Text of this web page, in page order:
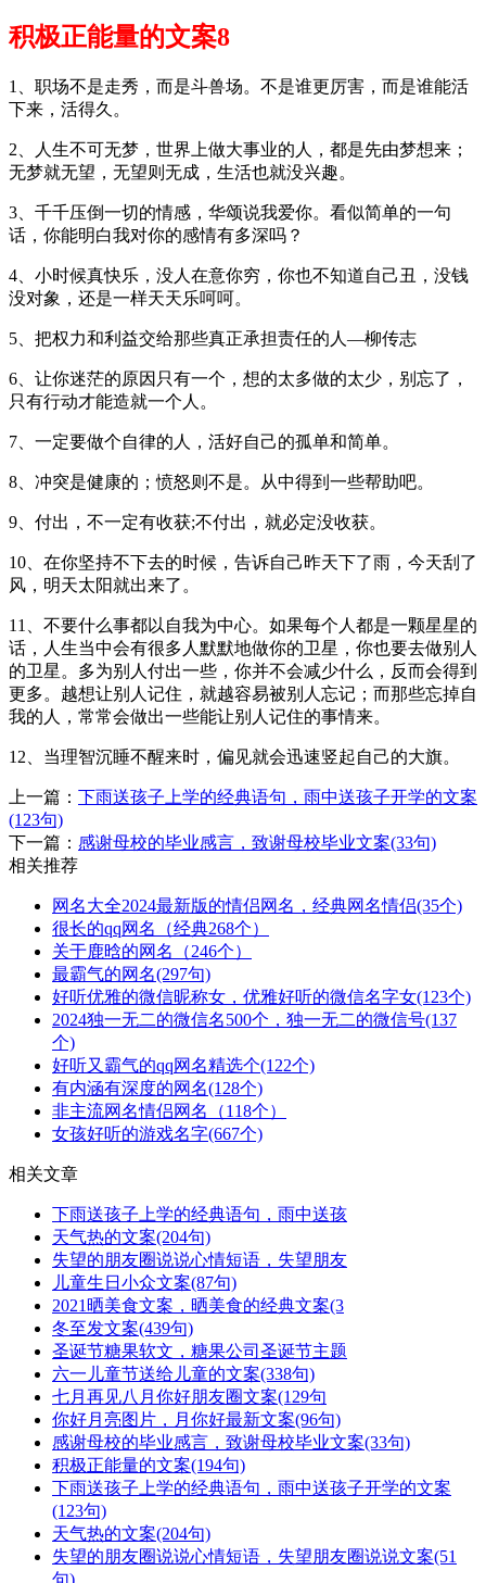
积极正能量的文案8
1、职场不是走秀，而是斗兽场。不是谁更厉害，而是谁能活
下来，活得久。
2、人生不可无梦，世界上做大事业的人，都是先由梦想来；
无梦就无望，无望则无成，生活也就没兴趣。
3、千千压倒一切的情感，华颂说我爱你。看似简单的一句
话，你能明白我对你的感情有多深吗？
4、小时候真快乐，没人在意你穷，你也不知道自己丑，没钱
没对象，还是一样天天乐呵呵。
5、把权力和利益交给那些真正承担责任的人—柳传志
6、让你迷茫的原因只有一个，想的太多做的太少，别忘了，
只有行动才能造就一个人。
7、一定要做个自律的人，活好自己的孤单和简单。
8、冲突是健康的；愤怒则不是。从中得到一些帮助吧。
9、付出，不一定有收获;不付出，就必定没收获。
10、在你坚持不下去的时候，告诉自己昨天下了雨，今天刮了
风，明天太阳就出来了。
11、不要什么事都以自我为中心。如果每个人都是一颗星星的
话，人生当中会有很多人默默地做你的卫星，你也要去做别人
的卫星。多为别人付出一些，你并不会减少什么，反而会得到
更多。越想让别人记住，就越容易被别人忘记；而那些忘掉自
我的人，常常会做出一些能让别人记住的事情来。
12、当理智沉睡不醒来时，偏见就会迅速竖起自己的大旗。
上一篇： 下雨送孩子上学的经典语句，雨中送孩子开学的文案
(123句)
下一篇： 感谢母校的毕业感言，致谢母校毕业文案(33句)
相关推荐
网名大全2024最新版的情侣网名，经典网名情侣(35个)
很长的qq网名（经典268个）
关于鹿晗的网名（246个）
最霸气的网名(297句)
好听优雅的微信昵称女，优雅好听的微信名字女(123个)
2024独一无二的微信名500个，独一无二的微信号(137
个)
好听又霸气的qq网名精选个(122个)
有内涵有深度的网名(128个)
非主流网名情侣网名（118个）
女孩好听的游戏名字(667个)
相关文章
下雨送孩子上学的经典语句，雨中送孩
天气热的文案(204句)
失望的朋友圈说说心情短语，失望朋友
儿童生日小众文案(87句)
2021晒美食文案，晒美食的经典文案(3
冬至发文案(439句)
圣诞节糖果软文，糖果公司圣诞节主题
六一儿童节送给儿童的文案(338句)
七月再见八月你好朋友圈文案(129句
你好月亮图片，月你好最新文案(96句)
感谢母校的毕业感言，致谢母校毕业文案(33句)
积极正能量的文案(194句)
下雨送孩子上学的经典语句，雨中送孩子开学的文案
(123句)
天气热的文案(204句)
失望的朋友圈说说心情短语，失望朋友圈说说文案(51